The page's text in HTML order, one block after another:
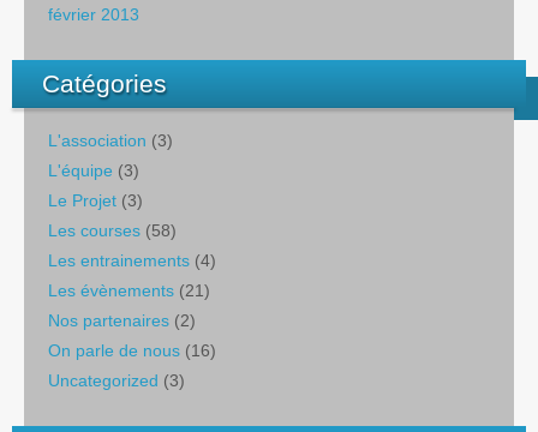
février 2013
Catégories
L'association (3)
L'équipe (3)
Le Projet (3)
Les courses (58)
Les entrainements (4)
Les évènements (21)
Nos partenaires (2)
On parle de nous (16)
Uncategorized (3)